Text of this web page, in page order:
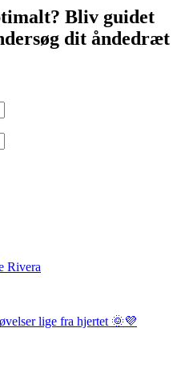
Bliv guidet
dit åndedræt
Rivera
lige fra hjertet 🌞💜